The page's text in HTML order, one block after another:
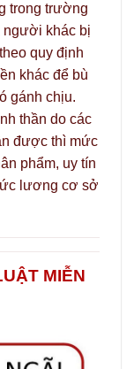
trong trường
người khác bị
quy định
khác để bù
gánh chịu.
thần do các
được thì mức
phẩm, uy tín
lương cơ sở
MIỄN